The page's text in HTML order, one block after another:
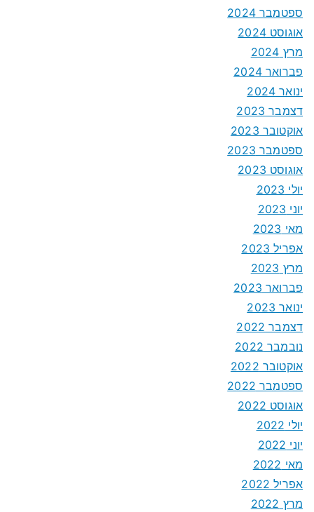
ספטמבר 2024
אוגוסט 2024
מרץ 2024
פברואר 2024
ינואר 2024
דצמבר 2023
אוקטובר 2023
ספטמבר 2023
אוגוסט 2023
יולי 2023
יוני 2023
מאי 2023
אפריל 2023
מרץ 2023
פברואר 2023
ינואר 2023
דצמבר 2022
נובמבר 2022
אוקטובר 2022
ספטמבר 2022
אוגוסט 2022
יולי 2022
יוני 2022
מאי 2022
אפריל 2022
מרץ 2022